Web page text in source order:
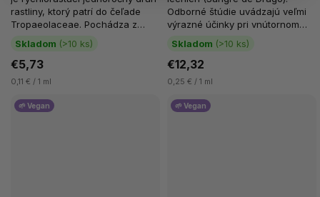
Skladom (>10 ks)
€5,73
0,11 € / 1 ml
rastliny, ktorý patrí do čeľade
Tropaeolaceae. Pochádza z
Južnej Ameriky, ale...
Skladom (>10 ks)
€12,32
0,25 € / 1 ml
Odborné štúdie uvádzajú veľmi
výrazné účinky pri vnútornom
užití, ktoré však,...
🌱 Vegan 🌱 Vegan